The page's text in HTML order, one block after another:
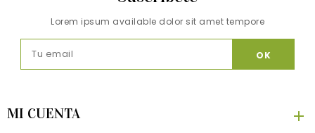
Lorem ipsum available dolor sit amet tempore
MI CUENTA
